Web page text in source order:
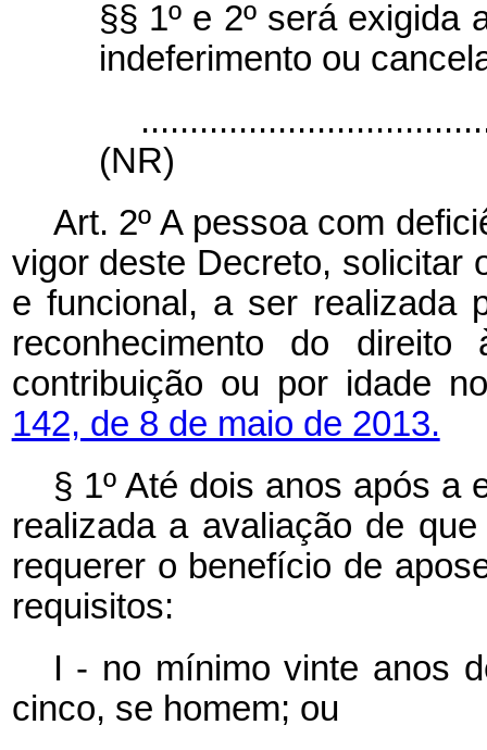
§§ 1º e 2º será exigida
indeferimento ou
(NR)
Art. 2º A pessoa com
vigor deste Decreto, solicitar
e funcional, a ser realizada
reconhecimento do
contribuição ou por idade
142, de 8 de maio de 2013.
§ 1º Até dois anos após a
realizada a avaliação de
requerer o benefício de
requisitos:
I - no mínimo vinte anos
cinco, se homem; ou